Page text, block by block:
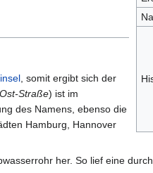
, somit ergibt sich der
Ost-Straße) ist im
des Namens, ebenso die
Hamburg, Hannover
her. So lief eine